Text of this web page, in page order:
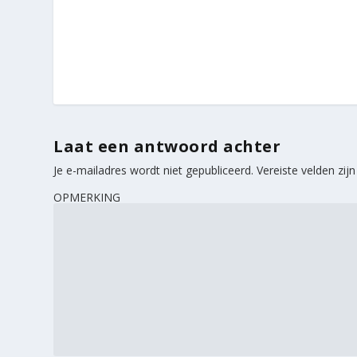
Laat een antwoord achter
Je e-mailadres wordt niet gepubliceerd. Vereiste velden
OPMERKING